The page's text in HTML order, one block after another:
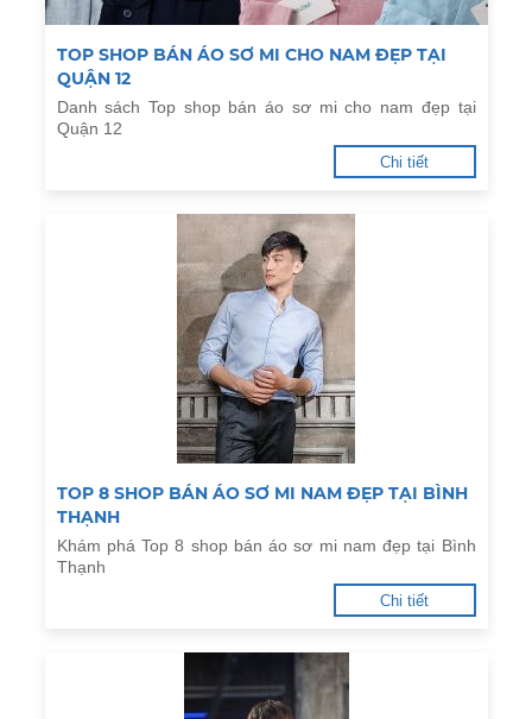
TOP SHOP BÁN ÁO SƠ MI CHO NAM ĐẸP TẠI
QUẬN 12
Danh sách Top shop bán áo sơ mi cho nam đẹp tại
Quận 12
Chi tiết
TOP 8 SHOP BÁN ÁO SƠ MI NAM ĐẸP TẠI BÌNH
THẠNH
Khám phá Top 8 shop bán áo sơ mi nam đẹp tại Bình
Thạnh
Chi tiết